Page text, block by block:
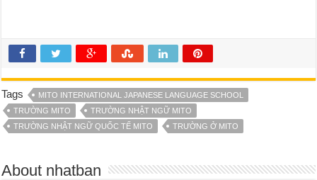
Tags
MITO INTERNATIONAL JAPANESE LANGUAGE SCHOOL
TRƯỜNG MITO
TRƯỜNG NHẬT NGỮ MITO
TRƯỜNG NHẬT NGỮ QUỐC TẾ MITO
TRƯỜNG Ở MITO
About nhatban